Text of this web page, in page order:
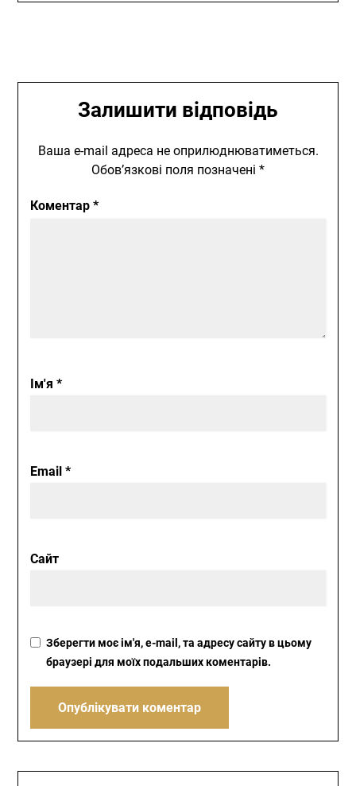
Залишити відповідь
Ваша e-mail адреса не оприлюднюватиметься.
Обов’язкові поля позначені *
Коментар*
Ім'я*
Email*
Сайт
Зберегти моє ім'я, e-mail, та адресу сайту в цьому
браузері для моїх подальших коментарів.